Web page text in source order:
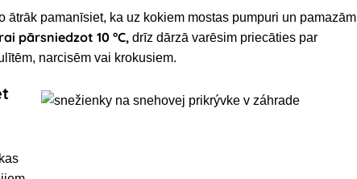
ātrāk pamanīsiet, ka uz kokiem mostas pumpuri un pamazām
pārsniedzot 10 °C, drīz dārzā varēsim priecāties par
narcisēm vai krokusiem.